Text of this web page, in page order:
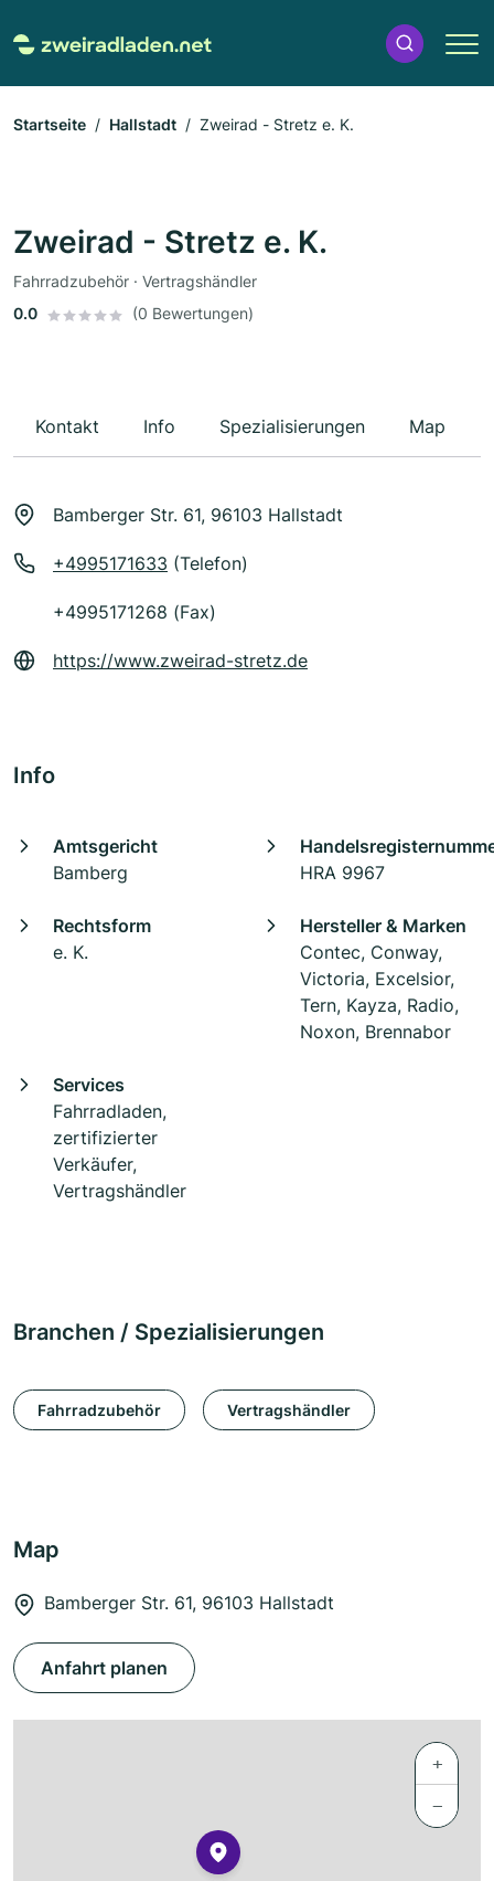
Startseite Hallstadt Zweirad - Stretz e. K.
Zweirad - Stretz e. K.
Fahrradzubehör · Vertragshändler
0.0
(0 Bewertungen)
Kontakt Info Spezialisierungen Map
Bamberger Str. 61, 96103 Hallstadt
+4995171633 (Telefon)
+4995171268 (Fax)
https://www.zweirad-stretz.de
Info
Amtsgericht
Bamberg
HRA 9967
Rechtsform
e. K.
Hersteller & Marken
Contec, Conway,
Victoria, Excelsior,
Tern, Kayza, Radio,
Noxon, Brennabor
Services
Fahrradladen,
zertifizierter
Verkäufer,
Vertragshändler
Branchen / Spezialisierungen
Fahrradzubehör Vertragshändler
Map
Bamberger Str. 61, 96103 Hallstadt
Anfahrt planen
+
−